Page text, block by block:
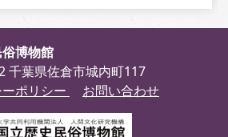
博物館
千葉県佐倉市城内町117
ポリシー
お問い合わせ